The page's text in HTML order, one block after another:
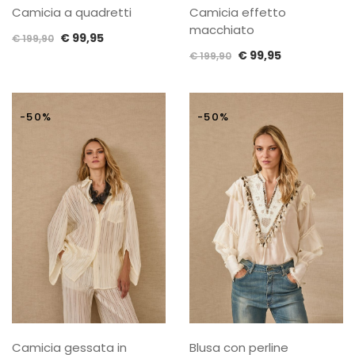
Camicia a quadretti
€199,90 Il
era:
€ 99,95Il
è:
Camicia effetto
macchiato
€199,90 Il
originale
€ 199,90.
€ 99,95Il
attuale
€ 99,95.
-50%
Camicia gessata in
-50%
Blusa con perline